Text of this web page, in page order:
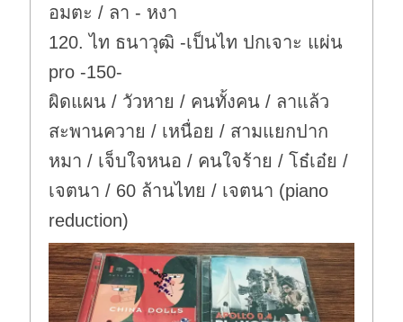
อมตะ / ลา - หงา
120. ไท ธนาวุฒิ -เป็นไท ปกเจาะ แผ่น
pro -150-
ผิดแผน / วัวหาย / คนทั้งคน / ลาแล้ว
สะพานควาย / เหนื่อย / สามแยกปาก
หมา / เจ็บใจหนอ / คนใจร้าย / โธ๋เอ๋ย /
เจตนา / 60 ล้านไทย / เจตนา (piano
reduction)